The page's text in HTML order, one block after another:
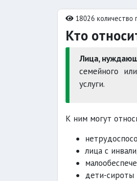
18026 количество
Кто
Лица,
семейного
услуги.
К ним могут
лица с
дети-сироты